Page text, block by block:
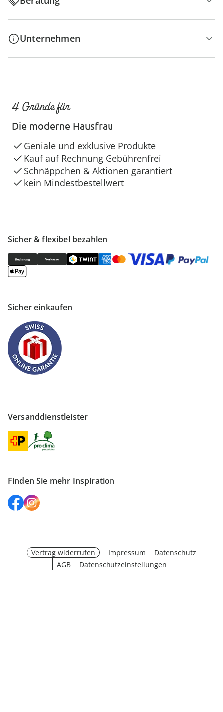
Unternehmen
Sicher & flexibel bezahlen
Sicher einkaufen
Versanddienstleister
Finden Sie mehr Inspiration
4 Gründe für
Die moderne Hausfrau
Geniale und exklusive Produkte
Kauf auf Rechnung Gebührenfrei
Schnäppchen & Aktionen garantiert
kein Mindestbestellwert
Vertrag widerrufen Impressum
Datenschutz
AGB
Datenschutzeinstellungen